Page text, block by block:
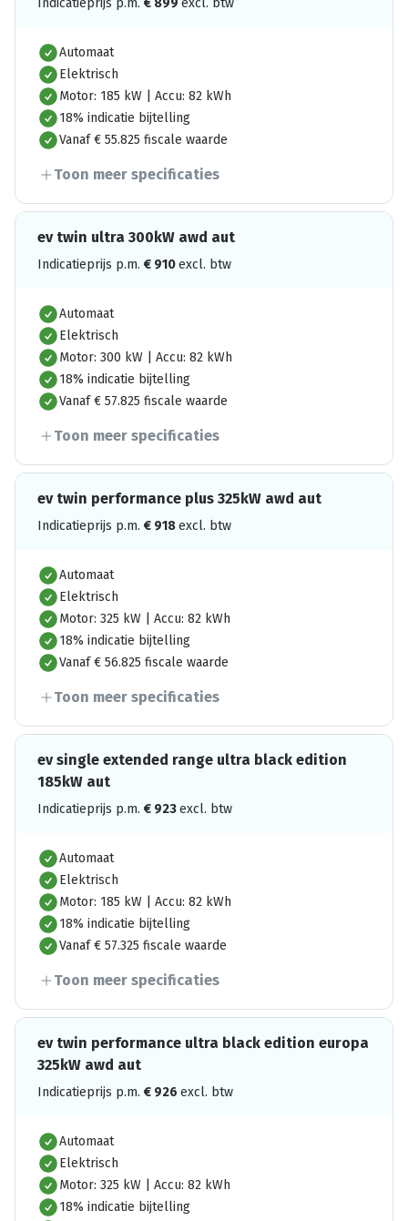
Indicatieprijs p.m. € 899 excl. btw
Automaat
Elektrisch
Motor: 185 kW | Accu: 82 kWh
18% indicatie bijtelling
Vanaf € 55.825 fiscale waarde
Toon meer specificaties
ev twin ultra 300kW awd aut
Indicatieprijs p.m. € 910excl. btw
Automaat
Elektrisch
Motor: 300 kW | Accu: 82 kWh
18% indicatie bijtelling
Vanaf € 57.825 fiscale waarde
Toon meer specificaties
ev twin performance plus 325kW awd aut
Indicatieprijs p.m. € 918excl. btw
Automaat
Elektrisch
Motor: 325 kW | Accu: 82 kWh
18% indicatie bijtelling
Vanaf € 56.825 fiscale waarde
Toon meer specificaties
ev single extended range ultra black edition
185kW aut
Indicatieprijs p.m. € 923excl. btw
Automaat
Elektrisch
Motor: 185 kW | Accu: 82 kWh
18% indicatie bijtelling
Vanaf € 57.325 fiscale waarde
Toon meer specificaties
ev twin performance ultra black edition europa
325kW awd aut
Indicatieprijs p.m. € 926 excl. btw
Automaat
Elektrisch
Motor: 325 kW | Accu: 82 kWh
18% indicatie bijtelling